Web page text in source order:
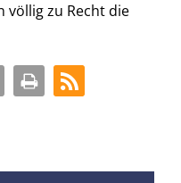
völlig zu Recht die